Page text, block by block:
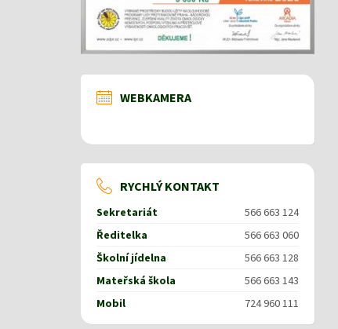
WEBKAMERA
RYCHLÝ KONTAKT
Sekretariát
566 663 124
Ředitelka
566 663 060
Školní jídelna
566 663 128
Mateřská škola
566 663 143
Mobil
724 960 111